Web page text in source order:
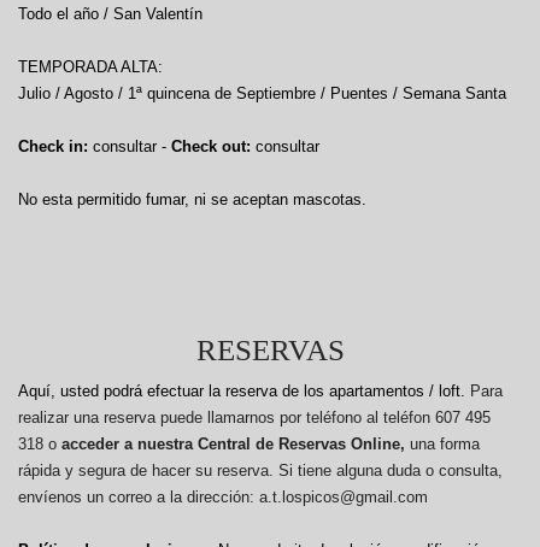
Todo el año / San Valentín
TEMPORADA ALTA:
Julio / Agosto / 1ª quincena de Septiembre / Puentes / Semana Santa
Check in: consultar - Check out: consultar
No esta permitido fumar, ni se aceptan mascotas.
RESERVAS
Aquí, usted podrá efectuar la reserva de los apartamentos / loft. Para
realizar una reserva puede llamarnos por teléfono al teléfon 607 495
318 o acceder a nuestra Central de Reservas Online, una forma
rápida y segura de hacer su reserva. Si tiene alguna duda o consulta,
envíenos un correo a la dirección: a.t.lospicos@gmail.com